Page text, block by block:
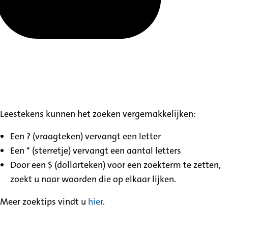
Leestekens kunnen het zoeken vergemakkelijken:
Een ? (vraagteken) vervangt een letter
Een * (sterretje) vervangt een aantal letters
Door een $ (dollarteken) voor een zoekterm te zetten,
zoekt u naar woorden die op elkaar lijken.
Meer zoektips vindt u hier.